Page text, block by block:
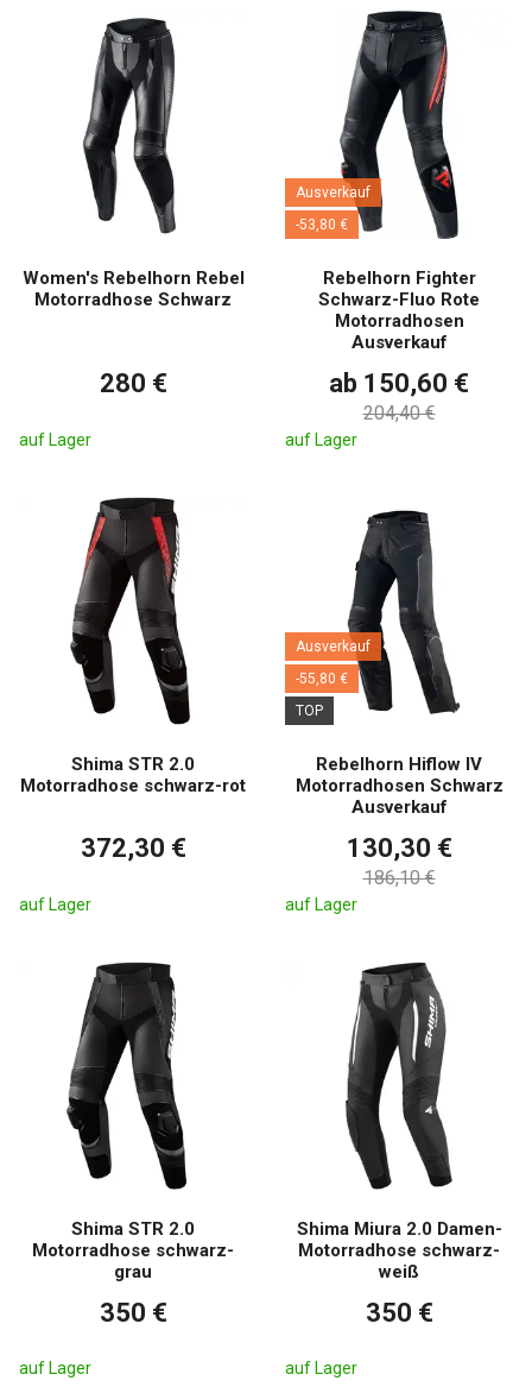
Women's Rebelhorn Rebel
Motorradhose Schwarz
280 €
auf Lager
Ausverkauf
-53,80 €
Rebelhorn Fighter
Schwarz-Fluo Rote
Motorradhosen
Ausverkauf
ab 150,60 €
204,40 €
auf Lager
Shima STR 2.0
Motorradhose schwarz-rot
372,30 €
auf Lager
Ausverkauf
-55,80 €
TOP
Rebelhorn Hiflow IV
Motorradhosen Schwarz
Ausverkauf
130,30 €
186,10 €
auf Lager
Shima STR 2.0
Motorradhose schwarz-
grau
350 €
auf Lager
Shima Miura 2.0 Damen-
Motorradhose schwarz-
weiß
350 €
auf Lager